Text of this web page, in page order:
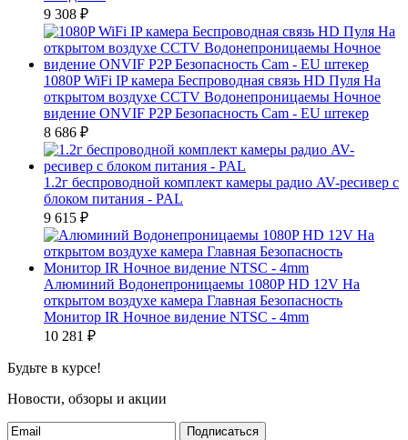
9 308 ₽
1080P WiFi IP камера Беспроводная связь HD Пуля На
открытом воздухе CCTV Водонепроницаемы Ночное
видение ONVIF P2P Безопасность Cam - EU штекер
8 686 ₽
1.2г беспроводной комплект камеры радио AV-ресивер с
блоком питания - PAL
9 615 ₽
Алюминий Водонепроницаемы 1080P HD 12V На
открытом воздухе камера Главная Безопасность
Монитор IR Ночное видение NTSC - 4mm
10 281 ₽
Будьте в курсе!
Новости, обзоры и акции
Подписаться